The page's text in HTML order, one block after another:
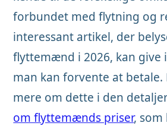
forbundet med flytning og
interessant artikel, der
flyttemænd i 2026, kan give
man kan forvente at betale.
mere om dette i den
om flyttemænds priser,